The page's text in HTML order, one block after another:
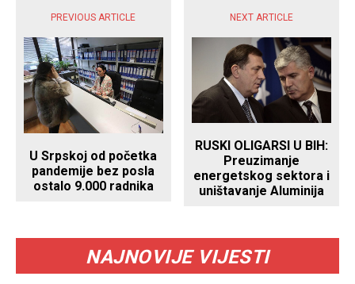
PREVIOUS ARTICLE
U Srpskoj od početka
pandemije bez posla
ostalo 9.000 radnika
NEXT ARTICLE
RUSKI OLIGARSI U BIH:
Preuzimanje
energetskog sektora i
uništavanje Aluminija
NAJNOVIJE VIJESTI